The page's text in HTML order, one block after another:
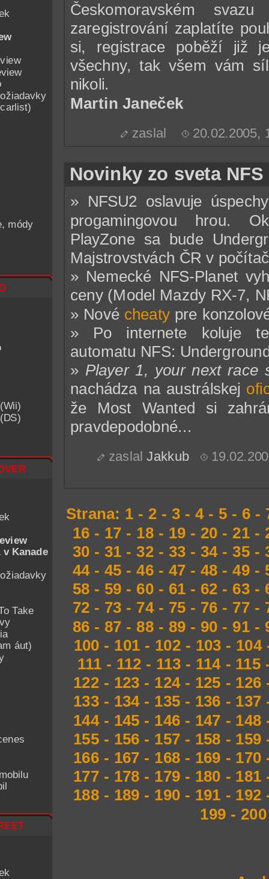
módy
v Kanade
Take
áut)
Českomoravském
zaregistrování zaplatíte
si, registrace poběží již
všechny, tak všem vám
nikoli.
Martin Janeček
zaslal
Novinky zo sveta NFS
» NFSU2 oslavuje
progamingovou hrou.
PlayZone sa bude
Majstrovstvách ČR v
» Nemecké NFS-Planet
ceny (Model Mazdy RX-7,
» Nové cheaty pre
» Po internete koluje
automatu NFS:
» Player 1, your next race
nachádza na austrálskej
že Most Wanted si
pravdepodobné...
zaslalJakkub
Strana: 1 - 2 - 3 - 4- 5 - 6 -
16 - 17 - 18 - 19 - 20 - 21-
30 -31 -32 - 33 - 34-35-
44-45 -46 - 47 - 48 -49-
58 - 59 - 60 - 61 - 62 - 63-
72 - 73 - 74- 75 - 76 - 77-
86 - 87 - 88 - 89 - 90 - 91-
100 - 101 - 102- 103 - 104
111- 112 - 113 - 114- 115
122 - 123 - 124- 125 - 126
133 - 134- 135 - 136 - 137
144- 145 - 146 - 147 - 148
155 - 156 - 157 - 158 - 159
166 - 167 - 168 - 169 - 170
177 - 178 - 179 - 180 - 181
188 - 189 - 190 - 191 - 192
199 - 200